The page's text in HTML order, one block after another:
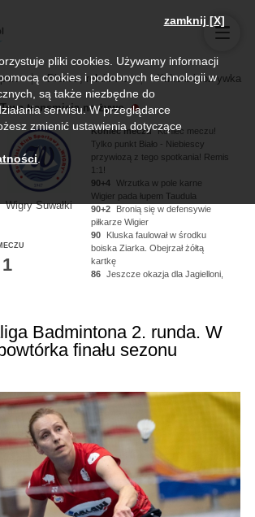
Biznes, rolnictwo Kultura i rozrywka
Trwa transmisja na żywo
Wigry Suwałki
Koniec meczu Koniec meczu!
Tylko punkt Biało - Niebiescy
przywiozą z tego spotkania! Remis
1:1!
90+4
Wrzutka w pole karne
Wigier pada łupem Taudula
90+2
Bronią się w defensywie
piłkarze Wigier
90
Kluska faulował w środku
boiska Ziarka. Obejrzał żółtą
kartkę
86
Jeszcze okazja dla Jagielloni,
Noworyty, strzał niecelny!
Badmintona 2. runda. W
finału sezonu
zamknij [X]
pliki cookies. Używamy informacji
cookies i podobnych technologii w
są także niezbędne do
serwisu. W przeglądarce
zmienić ustawienia dotyczące
.